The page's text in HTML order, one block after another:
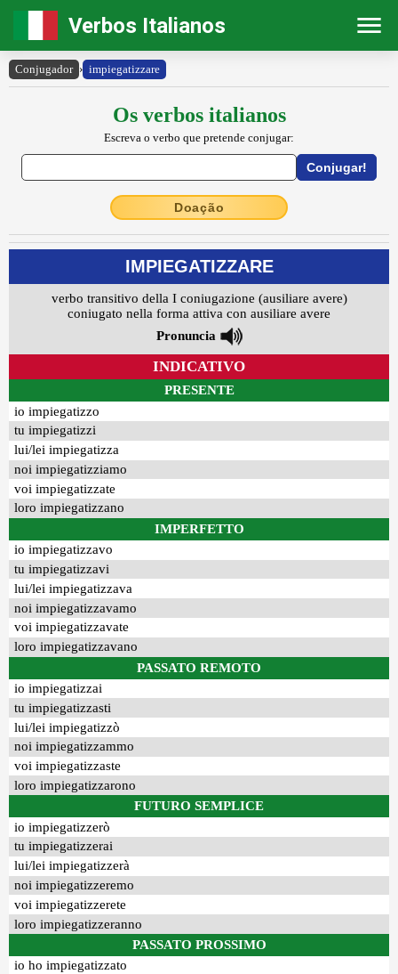
Verbos Italianos
Conjugador › impiegatizzare
Os verbos italianos
Escreva o verbo que pretende conjugar:
Doação
IMPIEGATIZZARE
verbo transitivo della I coniugazione (ausiliare avere)
coniugato nella forma attiva con ausiliare avere
Pronuncia
INDICATIVO
PRESENTE
io impiegatizzo
tu impiegatizzi
lui/lei impiegatizza
noi impiegatizziamo
voi impiegatizzate
loro impiegatizzano
IMPERFETTO
io impiegatizzavo
tu impiegatizzavi
lui/lei impiegatizzava
noi impiegatizzavamo
voi impiegatizzavate
loro impiegatizzavano
PASSATO REMOTO
io impiegatizzai
tu impiegatizzasti
lui/lei impiegatizzò
noi impiegatizzammo
voi impiegatizzaste
loro impiegatizzarono
FUTURO SEMPLICE
io impiegatizzerò
tu impiegatizzerai
lui/lei impiegatizzerà
noi impiegatizzeremo
voi impiegatizzerete
loro impiegatizzeranno
PASSATO PROSSIMO
io ho impiegatizzato